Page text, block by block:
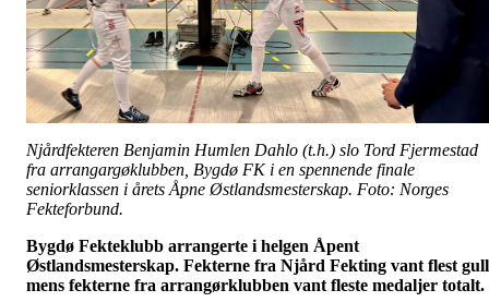
Njårdfekteren Benjamin Humlen Dahlo (t.h.) slo Tord Fjermestad
fra arrangargøklubben, Bygdø FK i en spennende finale
seniorklassen i årets Åpne Østlandsmesterskap. Foto: Norges
Fekteforbund.
Bygdø Fekteklubb arrangerte i helgen Åpent
Østlandsmesterskap. Fekterne fra Njård Fekting vant flest
mens fekterne fra arrangørklubben vant fleste medaljer totalt.